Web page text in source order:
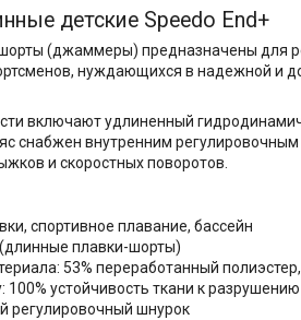
детские Speedo End+
(джаммеры) предназначены для
нуждающихся в надежной и
включают удлиненный
снабжен внутренним
и скоростных поворотов.
спортивное плавание, бассейн
плавки-шорты)
53% переработанный
100% устойчивость ткани к
регулировочный шнурок